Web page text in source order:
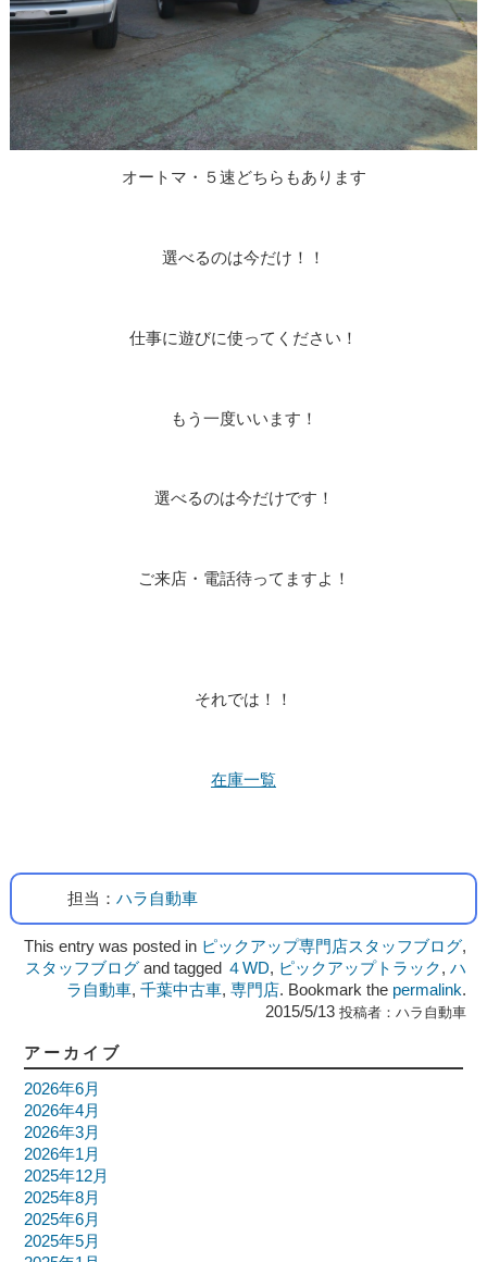
オートマ・５速どちらもあります
選べるのは今だけ！！
仕事に遊びに使ってください！
もう一度いいます！
選べるのは今だけです！
ご来店・電話待ってますよ！
それでは！！
在庫一覧
担当： ハラ自動車
This entry was posted in ピックアップ専門店スタッフブログ,
スタッフブログ and tagged ４WD, ピックアップトラック,ハ
ラ自動車,千葉中古車,専門店. Bookmark the permalink.
2015/5/13 投稿者：ハラ自動車
アーカイブ
2026年6月
2026年4月
2026年3月
2026年1月
2025年12月
2025年8月
2025年6月
2025年5月